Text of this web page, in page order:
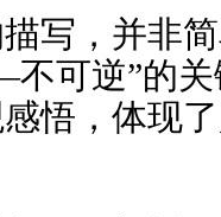
写，并非
可逆”的
悟，体现